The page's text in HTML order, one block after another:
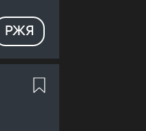
РЖЯ